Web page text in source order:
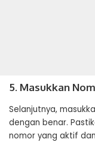
5. Masukkan
Selanjutnya,
dengan benar.
nomor yang aktif